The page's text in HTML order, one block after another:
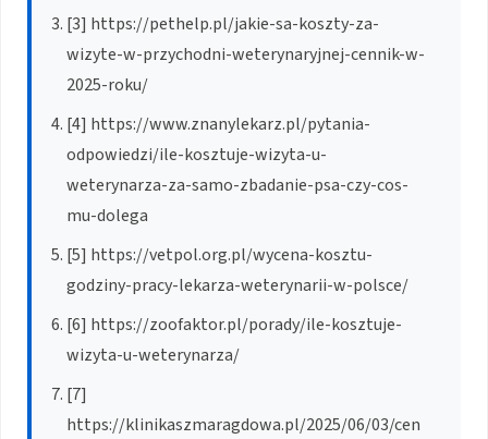
[3] https://pethelp.pl/jakie-sa-koszty-za-
wizyte-w-przychodni-weterynaryjnej-cennik-w-
2025-roku/
[4] https://www.znanylekarz.pl/pytania-
odpowiedzi/ile-kosztuje-wizyta-u-
weterynarza-za-samo-zbadanie-psa-czy-cos-
mu-dolega
[5] https://vetpol.org.pl/wycena-kosztu-
godziny-pracy-lekarza-weterynarii-w-polsce/
[6] https://zoofaktor.pl/porady/ile-kosztuje-
wizyta-u-weterynarza/
[7]
https://klinikaszmaragdowa.pl/2025/06/03/cen